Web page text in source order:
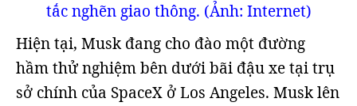
tắc nghẽn giao thông. (Ảnh: Internet)
Hiện tại, Musk đang cho đào một đường
hầm thử nghiệm bên dưới bãi đậu xe tại trụ
sở chính của SpaceX ở Los Angeles. Musk lên